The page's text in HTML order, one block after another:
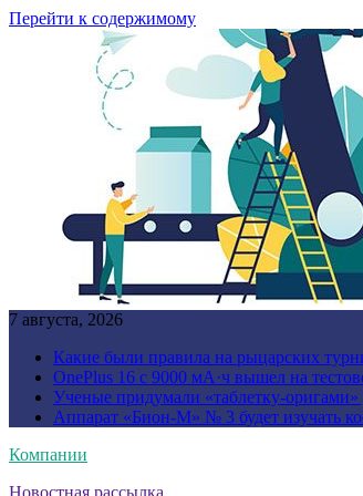
Перейти к содержимому
7 августа, 2026
Какие были правила на рыцарских
OnePlus 16 с 9000 мА·ч вышел на
Ученые придумали «таблетку-
Аппарат «Бион-М» № 3 будет изучать
Компании
Новостная рассылка